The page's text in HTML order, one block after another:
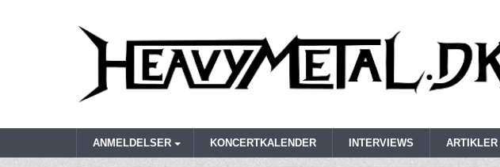
ANMELDELSER KONCERTKALENDER INTERVIEWS ARTIKLER